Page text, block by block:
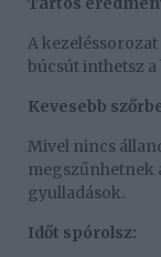
A
búcsút inthetsz
Kevesebb
Mivel nincs
megszűnhetnek
gyulladások.
Időt spórolsz: